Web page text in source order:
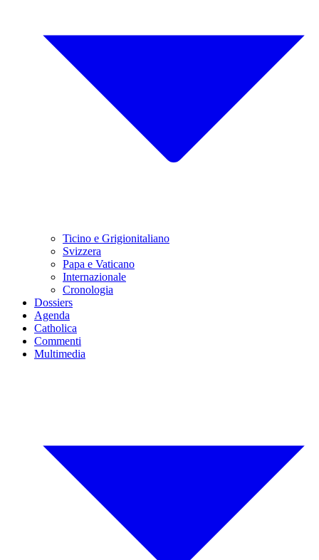
Ticino e Grigionitaliano
Svizzera
Papa e Vaticano
Internazionale
Cronologia
Dossiers
Agenda
Catholica
Commenti
Multimedia